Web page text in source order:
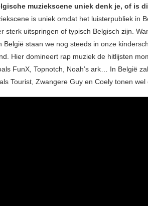
muziekscene uniek denk je, of is
is uniek omdat het luisterpubliek in
sterk uitspringen of typisch Belgisch zijn.
België staan we nog steeds in onze
Hier domineert rap muziek de hitlijsten
FunX, Topnotch, Noah’s ark… In België
Tourist, Zwangere Guy en Coely tonen wel